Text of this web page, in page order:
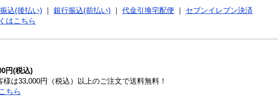
込(後払い) 銀行振込(前払い) 代金引換宅配便
セブンイレブン決済
はこちら
円(税込)
は33,000円（税込）以上のご注文で送料無料！
ちら